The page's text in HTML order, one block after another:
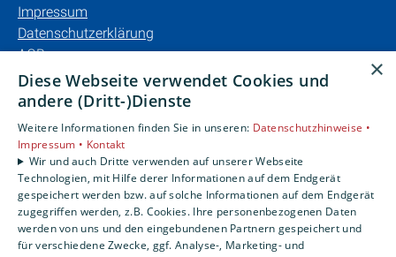
Impressum
Datenschutzerklärung
AGB
Barrierefreiheitserklärung
Privatkunden
Karriere
Unternehmen
Kontakt
×
Diese Webseite verwendet Cookies und
andere (Dritt-)Dienste
Weitere Informationen finden Sie in unseren: Datenschutzhinweise •
Impressum • Kontakt
Wir und auch Dritte verwenden auf unserer Webseite
Technologien, mit Hilfe derer Informationen auf dem Endgerät
gespeichert werden bzw. auf solche Informationen auf dem Endgerät
zugegriffen werden, z.B. Cookies. Ihre personenbezogenen Daten
werden von uns und den eingebundenen Partnern gespeichert und
für verschiedene Zwecke, ggf. Analyse-, Marketing- und